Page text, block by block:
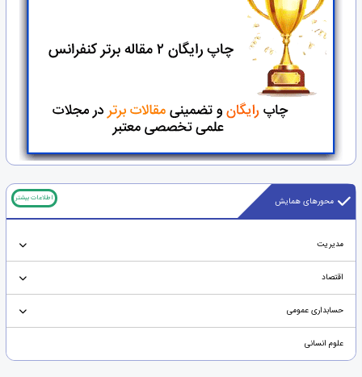
محورهای همایش اطلاعات بیشتر
مدیریت
اقتصاد
حسابداری عمومی
علوم انسانی